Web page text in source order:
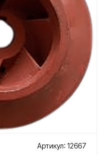
Артикул: 12667